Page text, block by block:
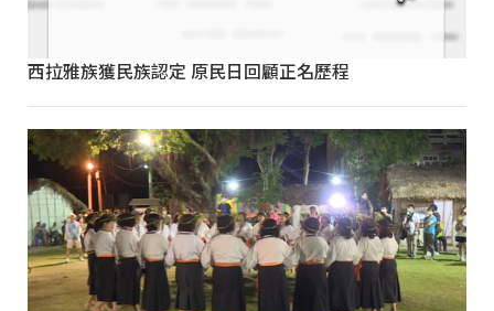
西拉雅族獲民族認定 原民日回顧正名歷程